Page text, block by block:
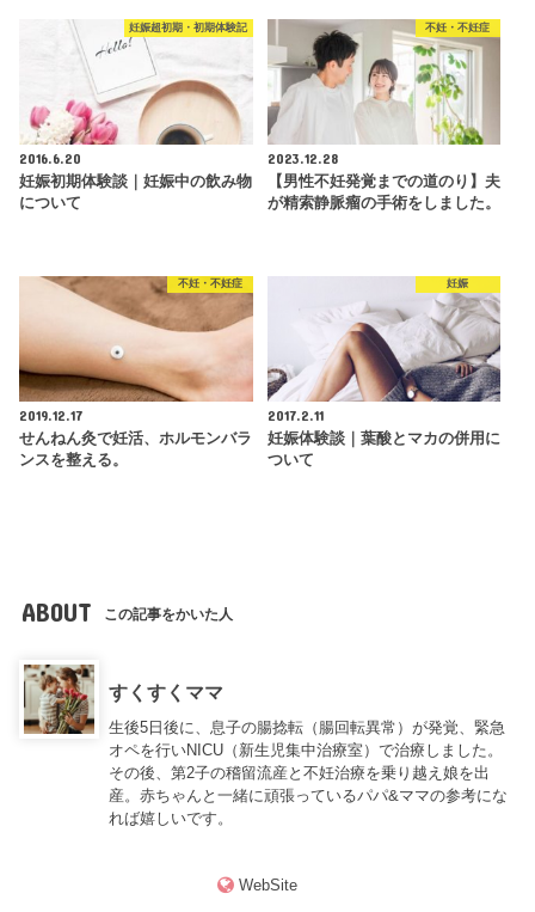
妊娠超初期・初期体験記
2016.6.20
妊娠初期体験談｜妊娠中の飲み物
について
不妊・不妊症
2023.12.28
【男性不妊発覚までの道のり】夫
が精索静脈瘤の手術をしました。
不妊・不妊症
2019.12.17
せんねん灸で妊活、ホルモンバラ
ンスを整える。
妊娠
2017.2.11
妊娠体験談｜葉酸とマカの併用に
ついて
ABOUT この記事をかいた人
すくすくママ
生後5日後に、息子の腸捻転（腸回転異常）が発覚、緊急
オペを行いNICU（新生児集中治療室）で治療しました。
その後、第2子の稽留流産と不妊治療を乗り越え娘を出
産。赤ちゃんと一緒に頑張っているパパ&ママの参考にな
れば嬉しいです。
WebSite